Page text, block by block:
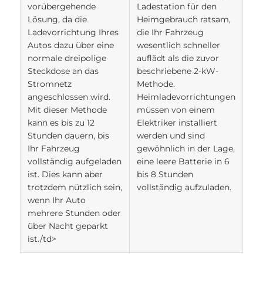
vorübergehende
Lösung, da die
Ladevorrichtung Ihres
Autos dazu über eine
normale dreipolige
Steckdose an das
Stromnetz
angeschlossen wird.
Mit dieser Methode
kann es bis zu 12
Stunden dauern, bis
Ihr Fahrzeug
vollständig aufgeladen
ist. Dies kann aber
trotzdem nützlich sein,
wenn Ihr Auto
mehrere Stunden oder
über Nacht geparkt
ist./td>
Ladestation für den
Heimgebrauch ratsam,
die Ihr Fahrzeug
wesentlich schneller
auflädt als die zuvor
beschriebene 2-kW-
Methode.
Heimladevorrichtungen
müssen von einem
Elektriker installiert
werden und sind
gewöhnlich in der Lage,
eine leere Batterie in 6
bis 8 Stunden
vollständig aufzuladen.